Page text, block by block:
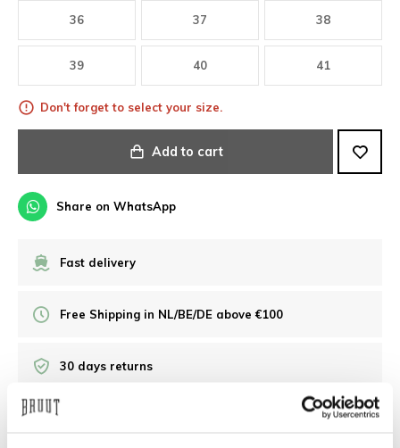
36 37 38
39 40 41
Don't forget to select your size.
Add to cart
Share on WhatsApp
Fast delivery
Free Shipping in NL/BE/DE above €100
30 days returns